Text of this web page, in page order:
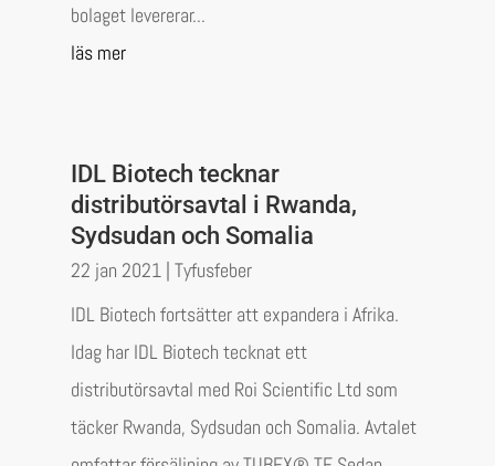
bolaget levererar...
läs mer
IDL Biotech tecknar
distributörsavtal i Rwanda,
Sydsudan och Somalia
22 jan 2021| Tyfusfeber
IDL Biotech fortsätter att expandera i Afrika.
Idag har IDL Biotech tecknat ett
distributörsavtal med Roi Scientific Ltd som
täcker Rwanda, Sydsudan och Somalia. Avtalet